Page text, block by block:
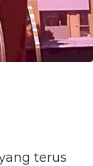
terus